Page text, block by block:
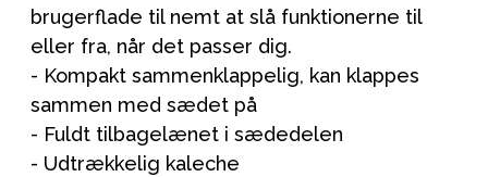
brugerflade til nemt at slå funktionerne til
eller fra, når det passer dig.
- Kompakt sammenklappelig, kan klappes
sammen med sædet på
- Fuldt tilbagelænet i sædedelen
- Udtrækkelig kaleche